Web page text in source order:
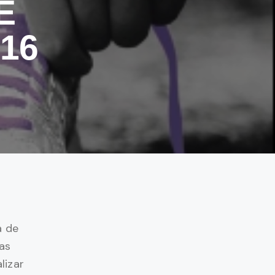
de